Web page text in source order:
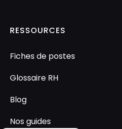
RESSOURCES
Fiches de postes
Glossaire RH
Blog
Nos guides